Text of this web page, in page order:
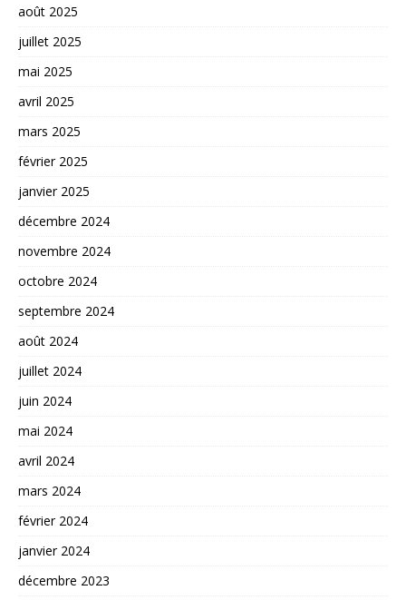
août 2025
juillet 2025
mai 2025
avril 2025
mars 2025
février 2025
janvier 2025
décembre 2024
novembre 2024
octobre 2024
septembre 2024
août 2024
juillet 2024
juin 2024
mai 2024
avril 2024
mars 2024
février 2024
janvier 2024
décembre 2023